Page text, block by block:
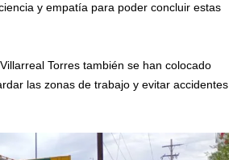
y empatía para poder concluir estas
Torres también se han colocado
las zonas de trabajo y evitar accidentes